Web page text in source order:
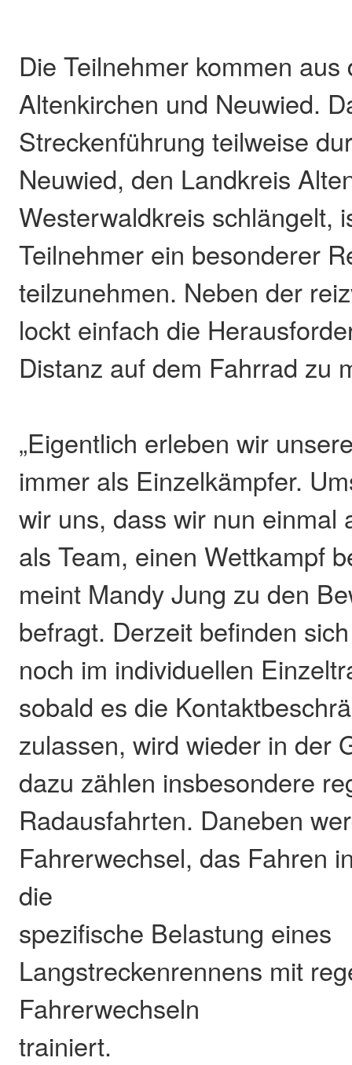
Die Teilnehmer kommen
Altenkirchen und Neuwied.
Streckenführung teilweise
Neuwied, den Landkreis
Westerwaldkreis schlängelt,
Teilnehmer ein besonderer
teilzunehmen. Neben der
lockt einfach die
Distanz auf dem Fahrrad zu
„Eigentlich erleben wir
immer als Einzelkämpfer.
wir uns, dass wir nun einmal
als Team, einen Wettkampf
meint Mandy Jung zu den
befragt. Derzeit befinden
noch im individuellen
sobald es die
zulassen, wird wieder in der
dazu zählen insbesondere
Radausfahrten. Daneben
Fahrerwechsel, das Fahren
die
spezifische Belastung eines
Langstreckenrennens mit
Fahrerwechseln
trainiert.